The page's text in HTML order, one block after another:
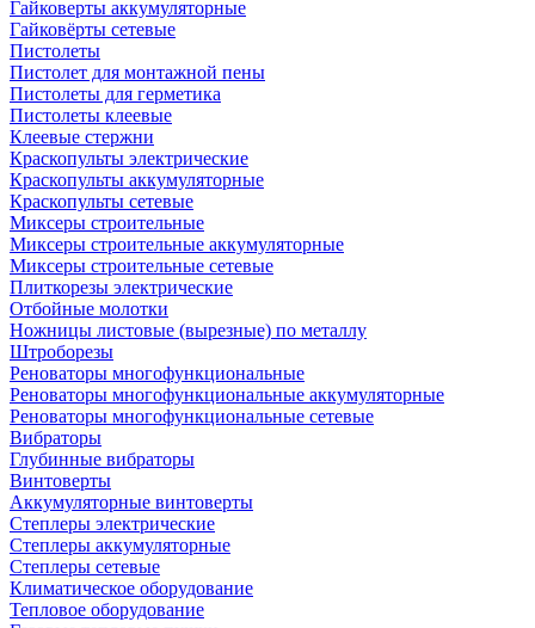
Гайковерты аккумуляторные
Гайковёрты сетевые
Пистолеты
Пистолет для монтажной пены
Пистолеты для герметика
Пистолеты клеевые
Клеевые стержни
Краскопульты электрические
Краскопульты аккумуляторные
Краскопульты сетевые
Миксеры строительные
Миксеры строительные аккумуляторные
Миксеры строительные сетевые
Плиткорезы электрические
Отбойные молотки
Ножницы листовые (вырезные) по металлу
Штроборезы
Реноваторы многофункциональные
Реноваторы многофункциональные аккумуляторные
Реноваторы многофункциональные сетевые
Вибраторы
Глубинные вибраторы
Винтоверты
Аккумуляторные винтоверты
Степлеры электрические
Степлеры аккумуляторные
Степлеры сетевые
Климатическое оборудование
Тепловое оборудование